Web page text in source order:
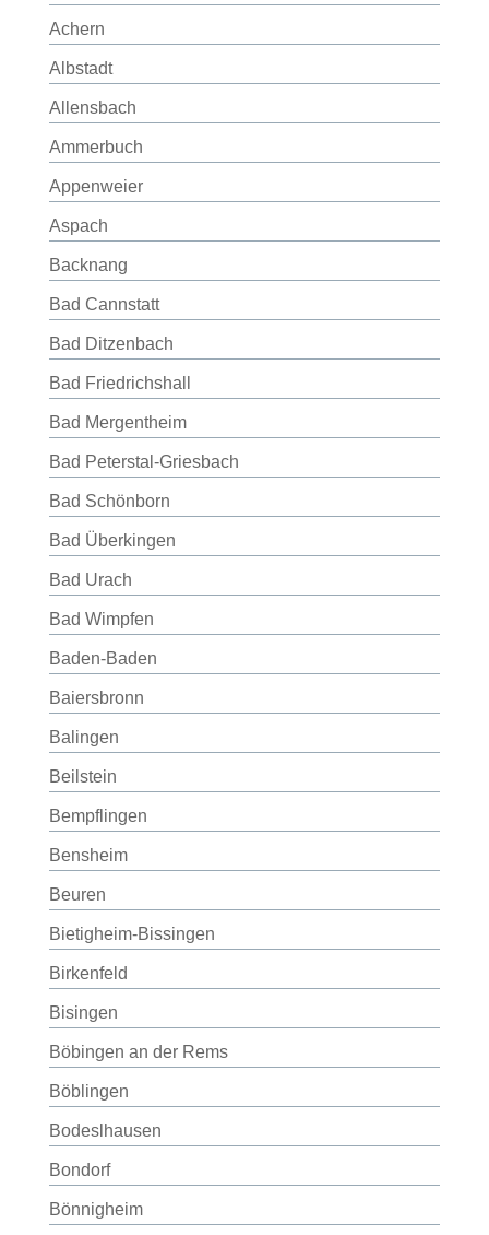
Achern
Albstadt
Allensbach
Ammerbuch
Appenweier
Aspach
Backnang
Bad Cannstatt
Bad Ditzenbach
Bad Friedrichshall
Bad Mergentheim
Bad Peterstal-Griesbach
Bad Schönborn
Bad Überkingen
Bad Urach
Bad Wimpfen
Baden-Baden
Baiersbronn
Balingen
Beilstein
Bempflingen
Bensheim
Beuren
Bietigheim-Bissingen
Birkenfeld
Bisingen
Böbingen an der Rems
Böblingen
Bodeslhausen
Bondorf
Bönnigheim